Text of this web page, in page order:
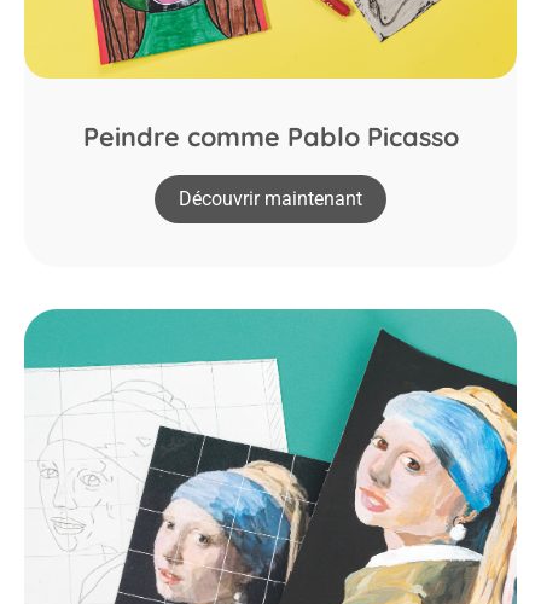
Peindre comme Pablo Picasso
Découvrir maintenant